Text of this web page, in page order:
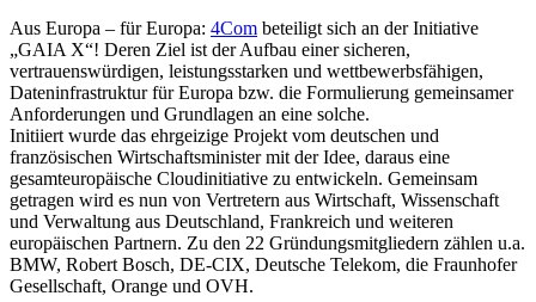
Aus Europa – für Europa: 4Com beteiligt sich an der Initiative
„GAIA X“! Deren Ziel ist der Aufbau einer sicheren,
vertrauenswürdigen, leistungsstarken und wettbewerbsfähigen,
Dateninfrastruktur für Europa bzw. die Formulierung gemeinsamer
Anforderungen und Grundlagen an eine solche.
Initiiert wurde das ehrgeizige Projekt vom deutschen und
französischen Wirtschaftsminister mit der Idee, daraus eine
gesamteuropäische Cloudinitiative zu entwickeln. Gemeinsam
getragen wird es nun von Vertretern aus Wirtschaft, Wissenschaft
und Verwaltung aus Deutschland, Frankreich und weiteren
europäischen Partnern. Zu den 22 Gründungsmitgliedern zählen u.a.
BMW, Robert Bosch, DE-CIX, Deutsche Telekom, die Fraunhofer
Gesellschaft, Orange und OVH.